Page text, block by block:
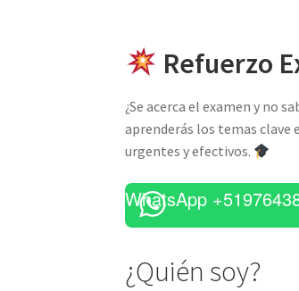
Refuerzo
¿Se acerca el examen y no
aprenderás los temas
urgentes y efectivos.
WhatsApp
¿Quién soy?